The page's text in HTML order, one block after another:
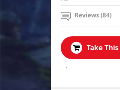
Reviews (84)
Take
.